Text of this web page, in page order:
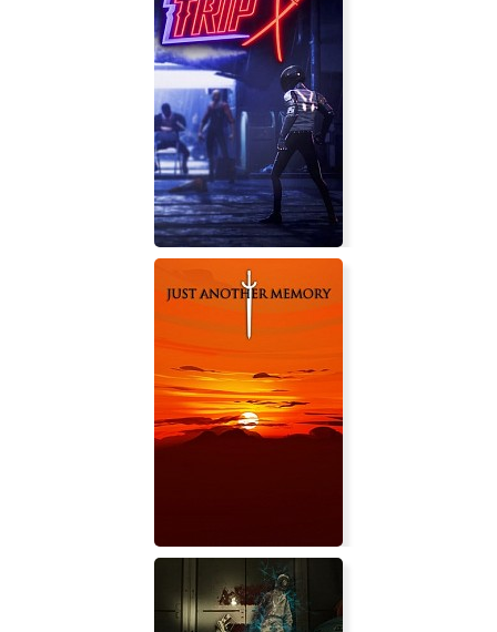
The Legend of Heroes: Sen no
Kiseki IV -THE END OF SAGA-
Whisper Trip